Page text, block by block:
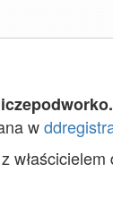
w
z właścicielem